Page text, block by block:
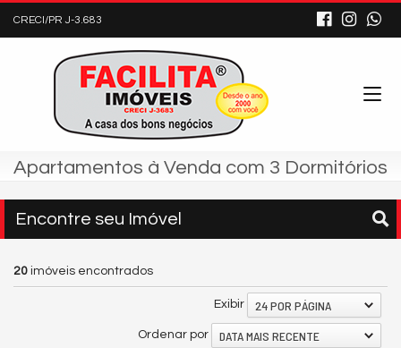
CRECI/PR J-3.683
Apartamentos à Venda com 3 Dormitórios
Encontre seu Imóvel
20 imóveis encontrados
Exibir 24 POR PÁGINA
Ordenar por DATA MAIS RECENTE